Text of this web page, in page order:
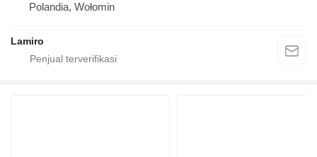
Polandia, Wołomin
Lamiro